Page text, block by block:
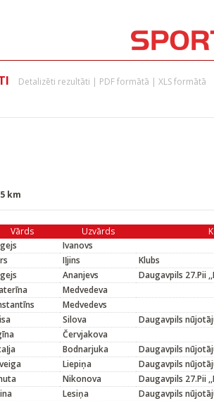
Detalizēti rezultāti | PDF formātā | XLS formātā
km
Vārds Uzvārds
Ivanovs
Iļjins
Klubs
Ananjevs
Daugavpils 27.Pii
Medvedeva
Medvedevs
Silova
Daugavpils
Červjakova
Bodnarjuka
Daugavpils
Liepiņa
Daugavpils
Nikonova
Daugavpils 27.Pii
Lesiņa
Daugavpils